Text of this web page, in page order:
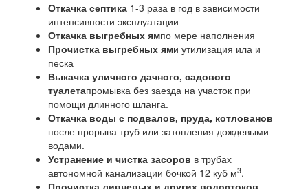
Откачка септика 1-3 раза в год в зависимости
интенсивности эксплуатации
Откачка выгребных ямпо мере наполнения
Прочистка выгребных ями утилизация ила и
песка
Выкачка уличного дачного, садового
туалетапромывка без заезда на участок при
помощи длинного шланга.
Откачка воды с подвалов, пруда, котлованов
после прорыва труб или затопления дождевыми
водами.
Устранение и чистка засоров в трубах
автономной канализации бочкой 12 куб м3.